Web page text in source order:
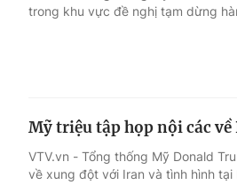
trong khu vực đề nghị tạm dừng
Mỹ triệu tập họp nội các
VTV.vn - Tổng thống Mỹ Donald
về xung đột với Iran và tình hình tại